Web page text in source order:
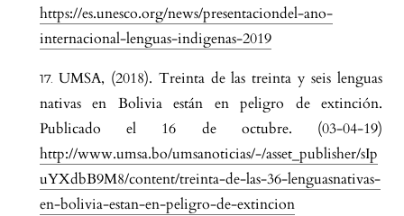
https://es.unesco.org/news/presentaciondel-ano-
internacional-lenguas-indigenas-2019
UMSA, (2018). Treinta de las treinta y seis lenguas
nativas en Bolivia están en peligro de extinción.
Publicado el 16 de octubre. (03-04-19)
http://www.umsa.bo/umsanoticias/-/asset_publisher/sIp
uYXdbB9M8/content/treinta-de-las-36-lenguasnativas-
en-bolivia-estan-en-peligro-de-extincion